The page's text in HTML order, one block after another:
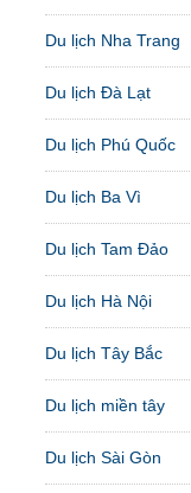
Du lịch Nha Trang
Du lịch Đà Lạt
Du lịch Phú Quốc
Du lịch Ba Vì
Du lịch Tam Đảo
Du lịch Hà Nội
Du lịch Tây Bắc
Du lịch miền tây
Du lịch Sài Gòn